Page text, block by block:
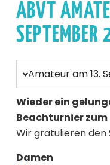
ABVT
Amateur am 13.
Wieder ein
Beachturnier
Wir gratulieren den
Damen